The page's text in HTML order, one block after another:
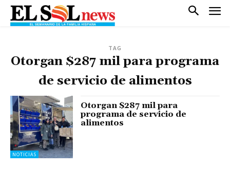
TAG
Otorgan $287 mil para programa
de servicio de alimentos
NOTICIAS
Otorgan $287 mil para
programa de servicio de
alimentos